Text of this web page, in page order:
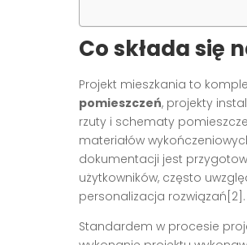
Co składa się
Projekt mieszkania to
pomieszczeń, projekty
rzuty i schematy
materiałów
dokumentacji jest
użytkowników, często
personalizacja rozwiązań[2].
Standardem w procesie